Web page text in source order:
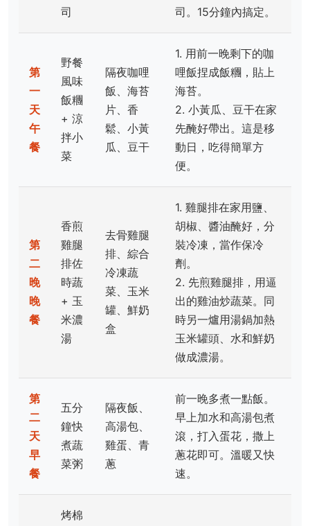
司 司。15分鐘內搞定。
第
一
天
午
餐
野餐
風味
飯糰
+ 涼
拌小
菜
隔夜咖哩
飯、海苔
片、香
鬆、小黃
瓜、豆干
1. 用前一晚剩下的咖
哩飯捏成飯糰，貼上
海苔。
2. 小黃瓜、豆干在家
先醃好帶出。這是移
動日，吃得簡單方
便。
第
二
晚
晚
餐
香煎
雞腿
排佐
時蔬
+ 玉
米濃
湯
去骨雞腿
排、綜合
冷凍蔬
菜、玉米
罐、鮮奶
盒
1. 雞腿排在家用鹽、
胡椒、醬油醃好，分
裝冷凍，當作保冷
劑。
2. 先煎雞腿排，用逼
出的雞油炒蔬菜。同
時另一爐用湯鍋加熱
玉米罐頭、水和鮮奶
做成濃湯。
第
二
天
早
餐
五分
鐘快
煮蔬
菜粥
隔夜飯、
高湯包、
雞蛋、青
蔥
前一晚多煮一點飯。
早上加水和高湯包煮
滾，打入蛋花，撒上
蔥花即可。溫暖又快
速。
烤棉